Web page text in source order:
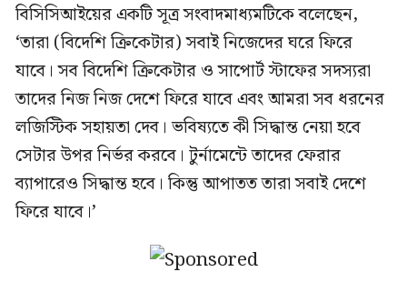
বিসিসিআইয়ের একটি সূত্র সংবাদমাধ্যমটিকে বলেছেন,
‘তারা (বিদেশি ক্রিকেটার) সবাই নিজেদের ঘরে ফিরে
যাবে। সব বিদেশি ক্রিকেটার ও সাপোর্ট স্টাফের সদস্যরা
তাদের নিজ নিজ দেশে ফিরে যাবে এবং আমরা সব ধরনের
লজিস্টিক সহায়তা দেব। ভবিষ্যতে কী সিদ্ধান্ত নেয়া হবে
সেটার উপর নির্ভর করবে। টুর্নামেন্টে তাদের ফেরার
ব্যাপারেও সিদ্ধান্ত হবে। কিন্তু আপাতত তারা সবাই দেশে
ফিরে যাবে।’